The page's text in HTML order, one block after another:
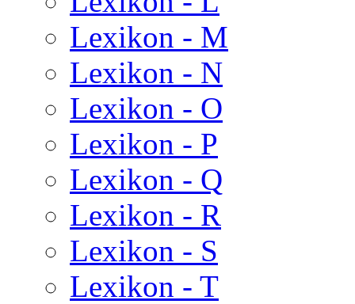
Lexikon - M
Lexikon - N
Lexikon - O
Lexikon - P
Lexikon - Q
Lexikon - R
Lexikon - S
Lexikon - T